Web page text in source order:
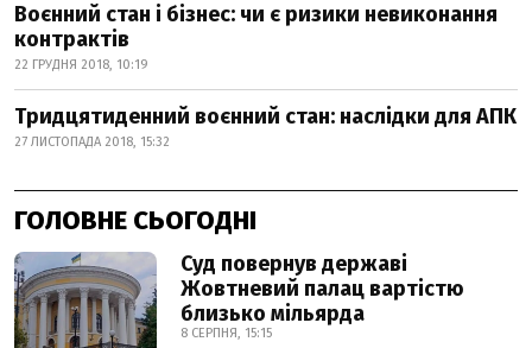
Воєнний стан і бізнес: чи є ризики невиконання
контрактів
22 ГРУДНЯ 2018, 10:19
Тридцятиденний воєнний стан: наслідки для АПК
27 ЛИСТОПАДА 2018, 15:32
ГОЛОВНЕ СЬОГОДНІ
Суд повернув державі
Жовтневий палац вартістю
близько мільярда
8 СЕРПНЯ, 15:15